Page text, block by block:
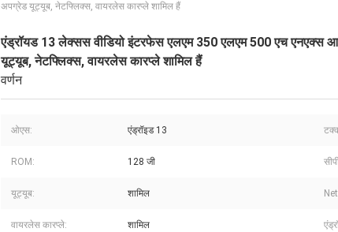
अपग्रेड यूट्यूब, नेटफ्लिक्स, वायरलेस कारप्ले शामिल हैं
एंड्रॉयड 13 लेक्सस वीडियो इंटरफेस एलएम 350 एलएम 500 एच एनएक्स
यूट्यूब, नेटफ्लिक्स, वायरलेस कारप्ले शामिल हैं
वर्णन
ओएस: एंड्रॉइड 13
ROM: 128 जी
यूट्यूब: शामिल
वायरलेस कारप्ले: शामिल